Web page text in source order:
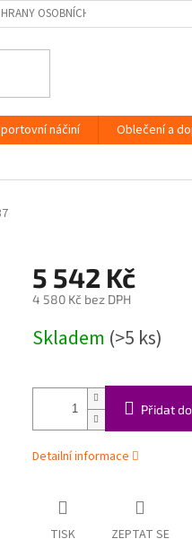
OSOBNÍCH ÚDAJŮ
náčiní Oblečení a
5 542 Kč
4 580 Kč bez DPH
cena:
Skladem (>5 ks)
Přidat
Detailní informace
TISK ZEPTAT SE